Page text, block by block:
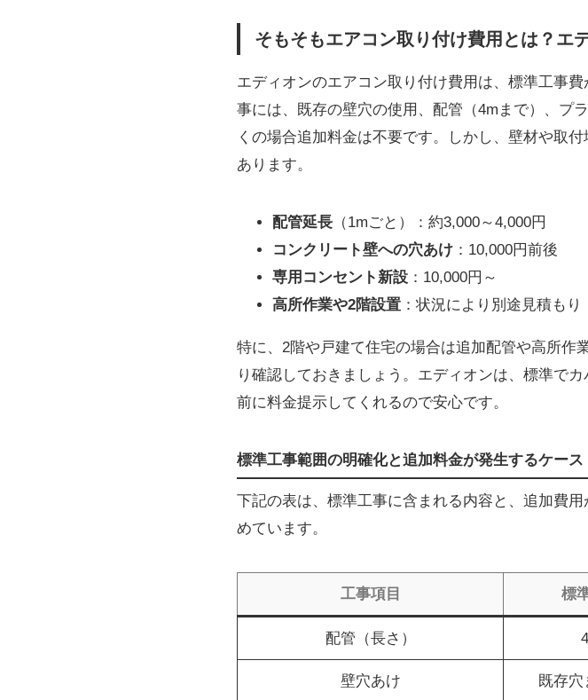
そもそもエアコン取り付け費用とは？エ
エディオンのエアコン取り付け費用は、標準工事
事には、既存の壁穴の使用、配管（4mまで）、プ
くの場合追加料金は不要です。しかし、壁材や取
あります。
配管延長 （1mごと）：約3,000～4,000円
コンクリート壁への穴あけ ：10,000円前後
専用コンセント新設 ：10,000円～
高所作業や2階設置 ：状況により別途見積もり
特に、2階や戸建て住宅の場合は追加配管や高所作
り確認しておきましょう。エディオンは、標準で
前に料金提示してくれるので安心です。
標準工事範囲の明確化と追加料金が発生するケー
下記の表は、標準工事に含まれる内容と、追加費
めています。
工事項目 標
配管（長さ）
壁穴あけ 既存